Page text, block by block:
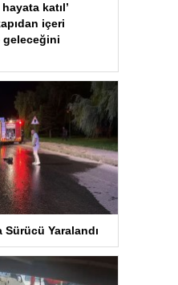
katıl’
içeri
geleceğini
Sürücü Yaralandı